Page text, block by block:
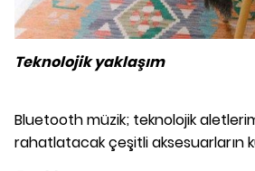
Teknolojik yaklaşım
Bluetooth müzik; teknolojik
rahatlatacak çeşitli aksesuarların